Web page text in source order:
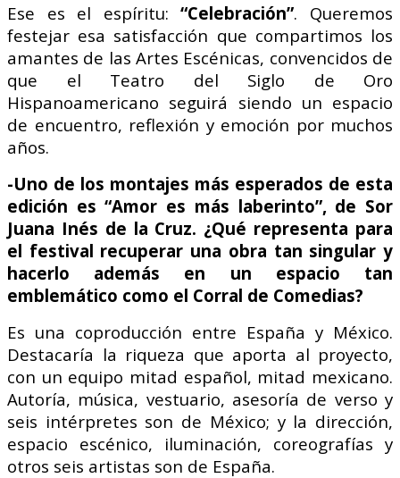
Ese es el espíritu:“Celebración”. Queremos
festejar esa satisfacción que compartimos los
amantes de las Artes Escénicas, convencidos de
que el Teatro del Siglo de Oro
Hispanoamericano seguirá siendo un espacio
de encuentro, reflexión y emoción por muchos
años.
-Uno de los montajes más esperados de esta
edición es “Amor es más laberinto”, de Sor
Juana Inés de la Cruz. ¿Qué representa para
el festival recuperar una obra tan singular y
hacerlo además en un espacio tan
emblemático como el Corral de Comedias?
Es una coproducción entre España y México.
Destacaría la riqueza que aporta al proyecto,
con un equipo mitad español, mitad mexicano.
Autoría, música, vestuario, asesoría de verso y
seis intérpretes son de México; y la dirección,
espacio escénico, iluminación, coreografías y
otros seis artistas son de España.